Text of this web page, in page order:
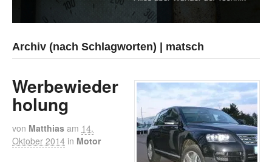
Archiv (nach Schlagworten) | matsch
Werbewieder
holung
von Matthias am 14.
Oktober 2014 in Motor